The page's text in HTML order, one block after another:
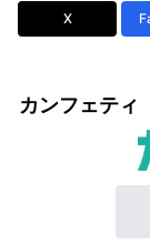
X
カンフェティ